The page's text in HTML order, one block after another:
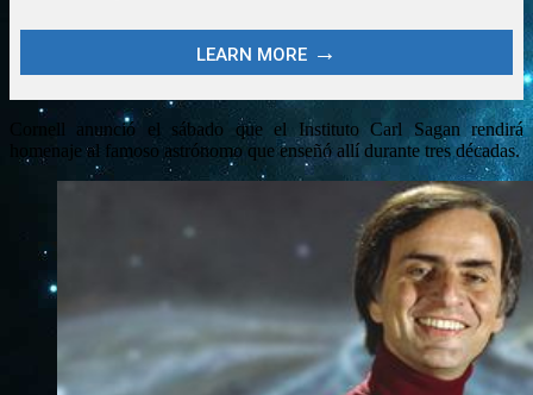
Cornell anunció el sábado que el Instituto Carl Sagan rendirá
homenaje al famoso astrónomo que enseñó allí durante tres décadas.